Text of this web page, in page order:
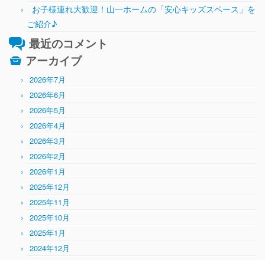
お子様連れ大歓迎！山一ホームの「安心キッズスペース」を
ご紹介♪
最近のコメント
アーカイブ
2026年7月
2026年6月
2026年5月
2026年4月
2026年3月
2026年2月
2026年1月
2025年12月
2025年11月
2025年10月
2025年1月
2024年12月